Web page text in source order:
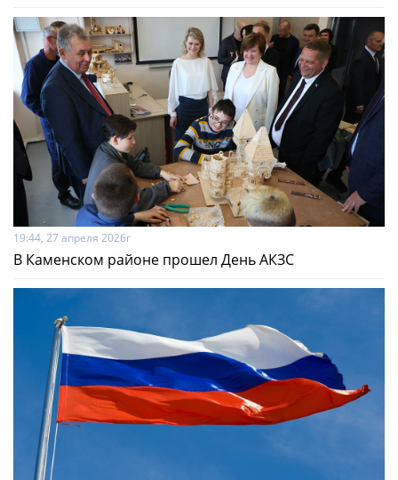
19:44, 27 апреля 2026г
В Каменском районе прошел День АКЗС